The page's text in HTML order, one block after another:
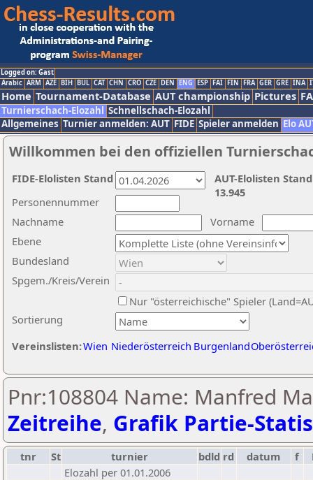
Logged on: Gast
Arabic ARM AZE BIH BUL CAT CHN CRO CZE DEN ENG ESP FAI FIN FRA GER GRE INA
Home Tournament-Database AUT championship Pictures
Turnierschach-Elozahl Schnellschach-Elozahl
Allgemeines Turnier anmelden: AUT FIDE Spieler anmelden Elo
Willkommen bei den offiziellen
Nachname
Vorname
Ebene
Sortierung
Personennummer
Bundesland
Spgem./Kreis/Verein
Nur "österreichische" Spieler
Vereinslisten:Wien Niederösterreich Burgenland
AUT-Elolisten
13.945
FIDE-Elolisten Stand
Pnr:108804 Name: Manfred
Zeitreihe, Grafik Partie-
tnr St turnier bdld rd datum f
Elozahl per 01.01.2006